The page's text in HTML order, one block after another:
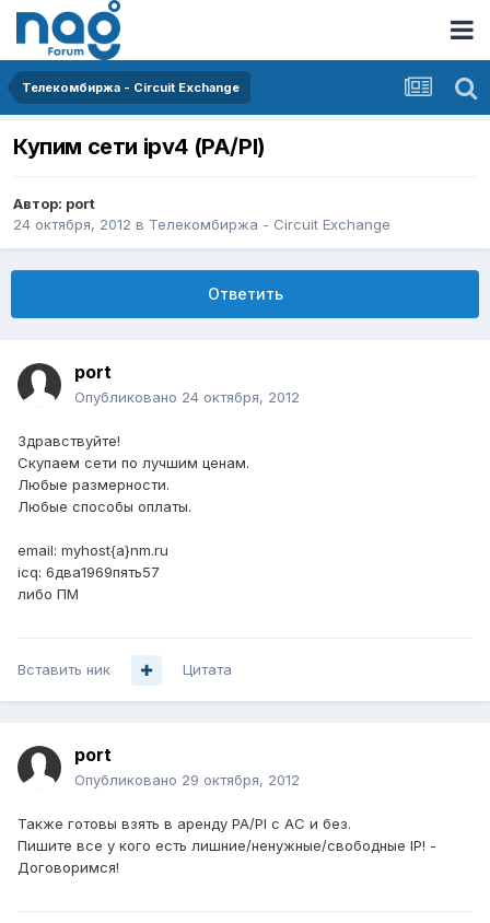
Телекомбиржа - Circuit Exchange
Купим сети ipv4 (PA/PI)
Автор: port
24 октября, 2012 в Телекомбиржа - Circuit Exchange
Ответить
port
Опубликовано 24 октября, 2012
Здравствуйте!
Скупаем сети по лучшим ценам.
Любые размерности.
Любые способы оплаты.
email: myhost{a}nm.ru
icq: 6два1969пять57
либо ПМ
Вставить ник Цитата
port
Опубликовано 29 октября, 2012
Также готовы взять в аренду PA/PI с АС и без.
Пишите все у кого есть лишние/ненужные/свободные IP! -
Договоримся!